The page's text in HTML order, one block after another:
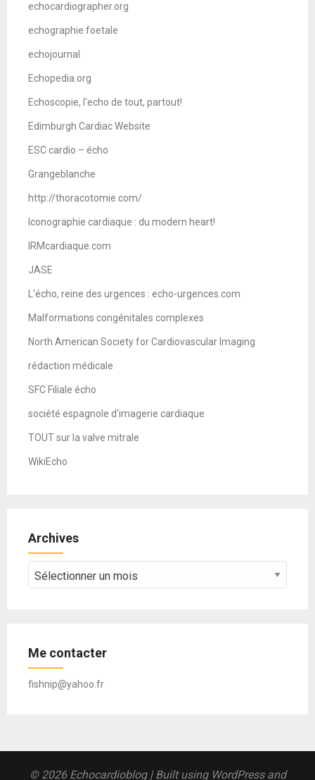
echocardiographer.org
echographie foetale
echojournal
Echopedia.org
Echoscopie, l'echo de tout, partout!
Edimburgh Cardiac Website
ESC cardio – écho
Grangeblanche
http://thoracotomie.com/
Iconographie cardiaque : du modern heart!
IRMcardiaque.com
JASE
L'écho, reine des urgences : echo-urgences.com
Malformations congénitales complexes
North American Society for Cardiovascular Imaging
rédaction médicale
SFC Filiale écho
société espagnole d'imagerie cardiaque
TOUT sur la valve mitrale
WikiEcho
Archives
Archives
Me contacter
fishnip@yahoo.fr
© 2026 Echocardioblog | Built using WordPress and